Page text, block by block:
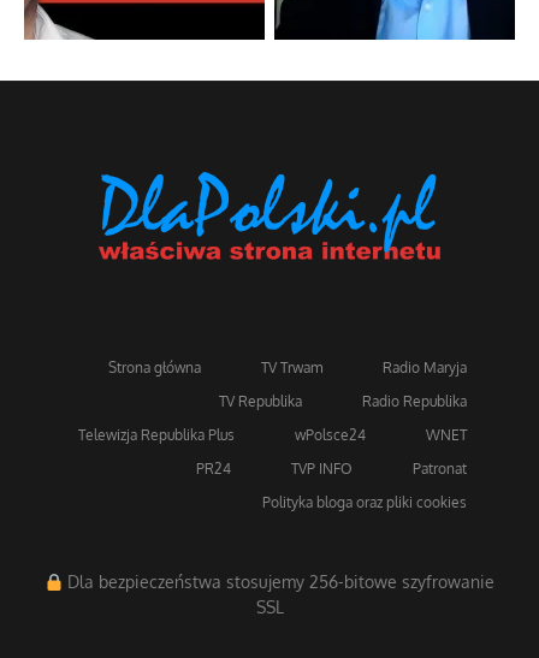
Strona główna TV Trwam
Radio Maryja
TV Republika
Radio Republika
Telewizja Republika Plus
wPolsce24
WNET
PR24
TVP INFO
Patronat
Polityka bloga oraz pliki cookies
Dla bezpieczeństwa stosujemy 256-bitowe szyfrowanie
SSL